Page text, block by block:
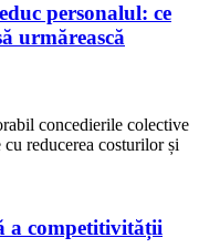
personalul: ce
urmărească
concedierile colective
reducerea costurilor și
a competitivității